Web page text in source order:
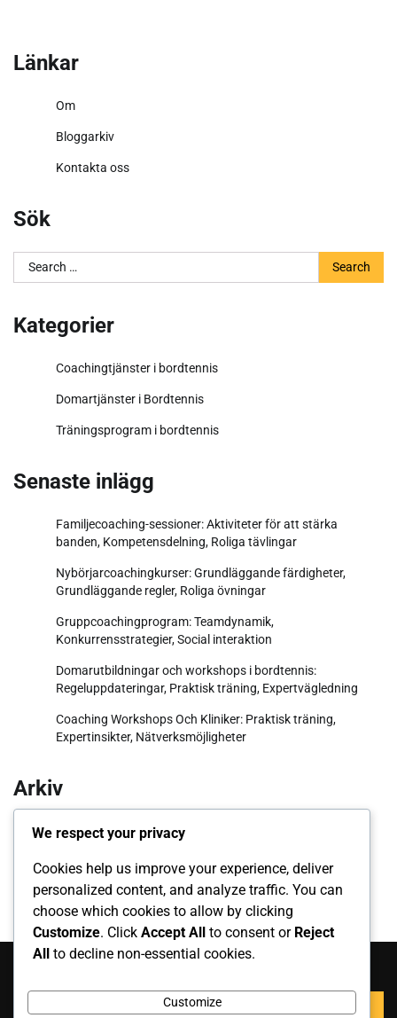
Länkar
Om
Bloggarkiv
Kontakta oss
Sök
Search
for:
Kategorier
Coachingtjänster i bordtennis
Domartjänster i Bordtennis
Träningsprogram i bordtennis
Senaste inlägg
Familjecoaching-sessioner: Aktiviteter för att stärka
banden, Kompetensdelning, Roliga tävlingar
Nybörjarcoachingkurser: Grundläggande färdigheter,
Grundläggande regler, Roliga övningar
Gruppcoachingprogram: Teamdynamik,
Konkurrensstrategier, Social interaktion
Domarutbildningar och workshops i bordtennis:
Regeluppdateringar, Praktisk träning, Expertvägledning
Coaching Workshops Och Kliniker: Praktisk träning,
Expertinsikter, Nätverksmöjligheter
Arkiv
February 2026
January 2026
Sök
We respect your privacy
Cookies help us improve your experience, deliver
personalized content, and analyze traffic. You can
choose which cookies to allow by clicking
Customize. Click Accept All to consent or Reject
All to decline non-essential cookies.
Customize